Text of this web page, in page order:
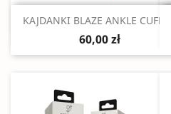
Szybki podgląd
KAJDANKI BLAZE ANKLE CUFFS...
60,00 zł